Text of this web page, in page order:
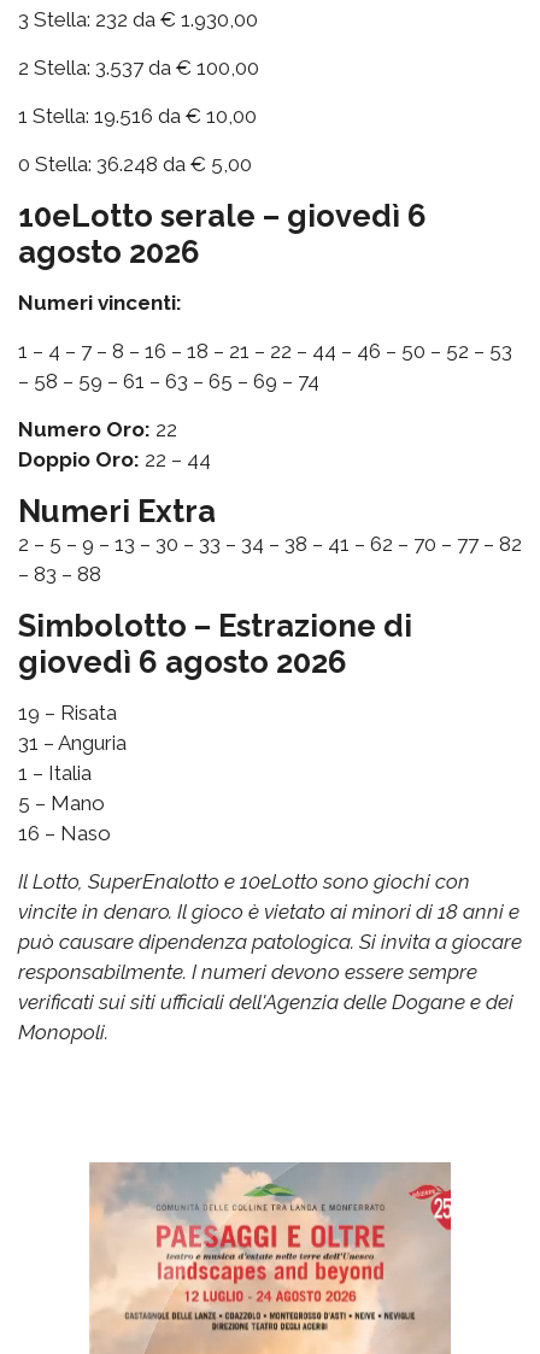
3 Stella: 232 da € 1.930,00
2 Stella: 3.537 da € 100,00
1 Stella: 19.516 da € 10,00
0 Stella: 36.248 da € 5,00
10eLotto serale – giovedì 6
agosto 2026
Numeri vincenti:
1 – 4 – 7 – 8 – 16 – 18 – 21 – 22 – 44 – 46 – 50 – 52 – 53
– 58 – 59 – 61 – 63 – 65 – 69 – 74
Numero Oro: 22
Doppio Oro: 22 – 44
Numeri Extra
2 – 5 – 9 – 13 – 30 – 33 – 34 – 38 – 41 – 62 – 70 – 77 – 82
– 83 – 88
Simbolotto – Estrazione di
giovedì 6 agosto 2026
19 – Risata
31 – Anguria
1 – Italia
5 – Mano
16 – Naso
Il Lotto, SuperEnalotto e 10eLotto sono giochi con
vincite in denaro. Il gioco è vietato ai minori di 18 anni e
può causare dipendenza patologica. Si invita a giocare
responsabilmente. I numeri devono essere sempre
verificati sui siti ufficiali dell'Agenzia delle Dogane e dei
Monopoli.